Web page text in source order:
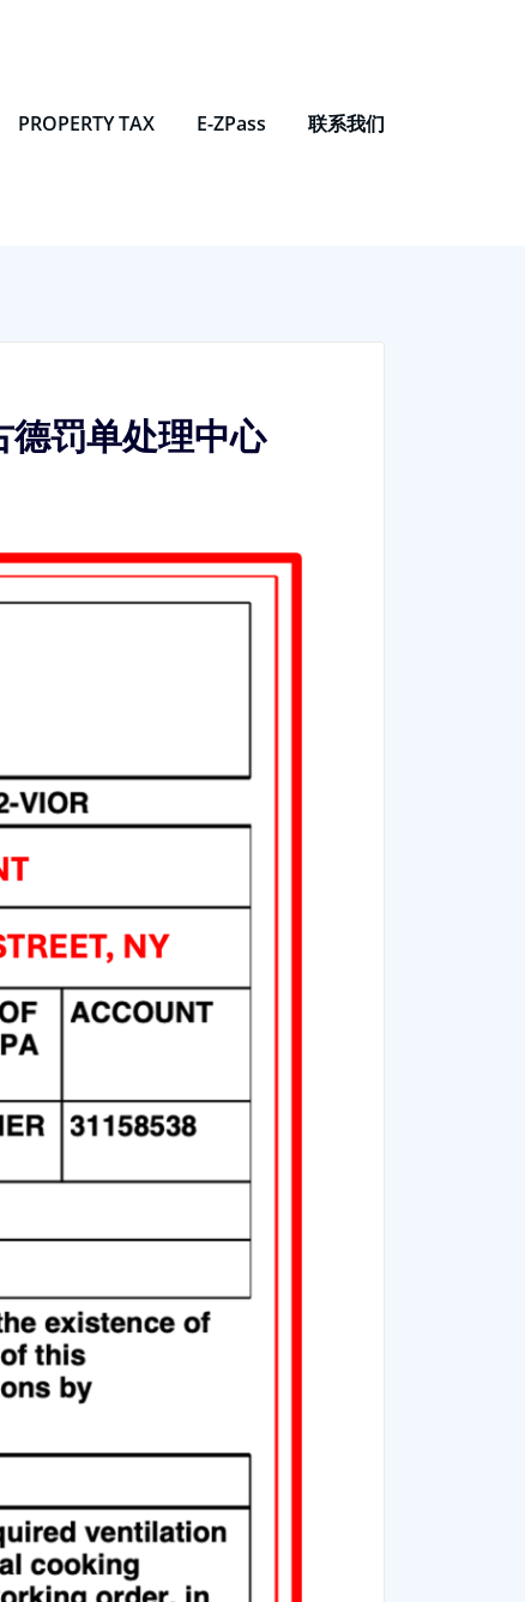
PROPERTY TAX E-ZPass 联系我们
德罚单处理中心